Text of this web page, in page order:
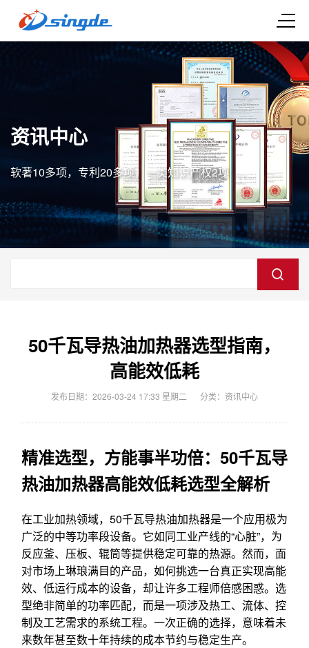
资讯中心
软著10多项，专利20多项，一类知识产权2项
50千瓦导热油加热器选型指南，
高能效低耗
发布日期：2026-03-24 17:33 星期二 分类： 资讯中心
精准选型，方能事半功倍：50千瓦导
热油加热器高能效低耗选型全解析
在工业加热领域，50千瓦导热油加热器是一个应用极为
广泛的中等功率段设备。它如同工业产线的“心脏”，为
反应釜、压板、辊筒等提供稳定可靠的热源。然而，面
对市场上琳琅满目的产品，如何挑选一台真正实现高能
效、低运行成本的设备，却让许多工程师倍感困惑。选
型绝非简单的功率匹配，而是一项涉及热工、流体、控
制及工艺需求的系统工程。一次正确的选择，意味着未
来数年甚至数十年持续的成本节约与稳定生产。